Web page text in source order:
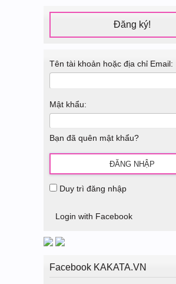
Đăng ký!
Tên tài khoản hoặc địa chỉ Email:
Mật khẩu:
Bạn đã quên mật khẩu?
Duy trì đăng nhập
Login with Facebook
Facebook KAKATA.VN